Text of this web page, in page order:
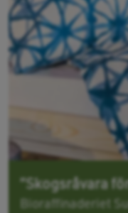
”Skogsråvara
Bioraffinaderiet